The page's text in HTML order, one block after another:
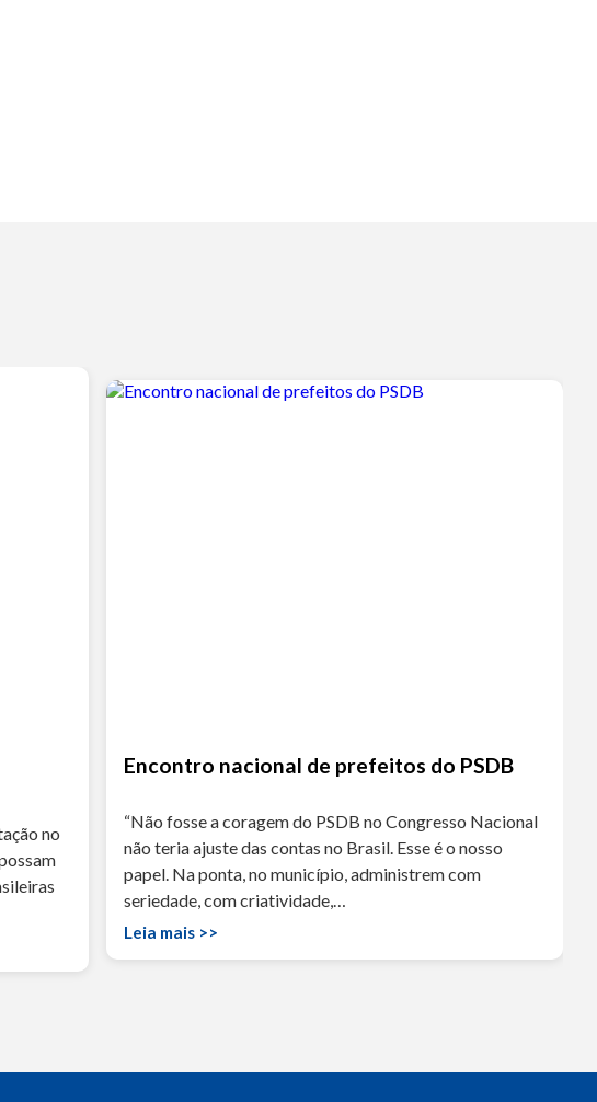
no
Encontro nacional de prefeitos do PSDB
“Não fosse a coragem do PSDB no Congresso Nacional
não teria ajuste das contas no Brasil. Esse é o nosso
papel. Na ponta, no município, administrem com
seriedade, com criatividade,…
Leia mais >>